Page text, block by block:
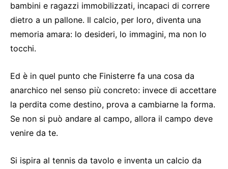
bambini e ragazzi immobilizzati, incapaci di correre
dietro a un pallone. Il calcio, per loro, diventa una
memoria amara: lo desideri, lo immagini, ma non lo
tocchi.
Ed è in quel punto che Finisterre fa una cosa da
anarchico nel senso più concreto: invece di accettare
la perdita come destino, prova a cambiarne la forma.
Se non si può andare al campo, allora il campo deve
venire da te.
Si ispira al tennis da tavolo e inventa un calcio da